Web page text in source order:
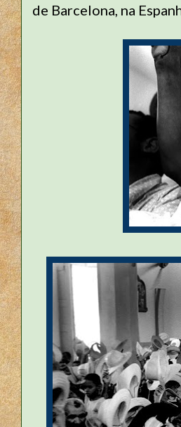
de Barcelona, na